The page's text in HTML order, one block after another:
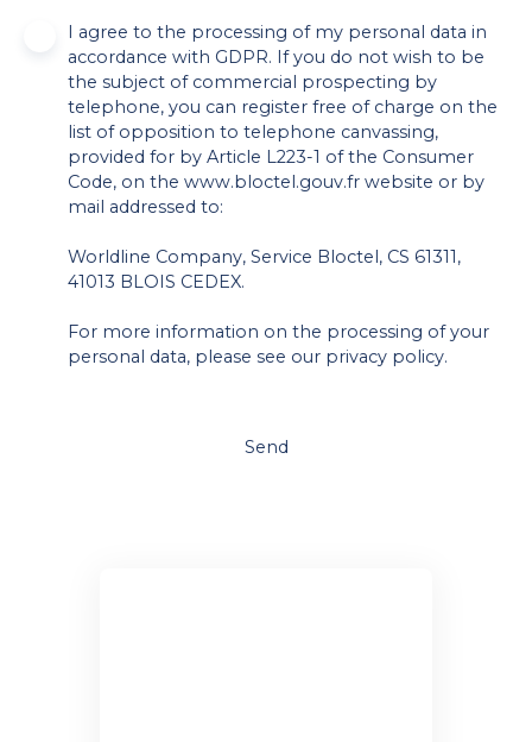
I agree to the processing of my personal data in
accordance with GDPR. If you do not wish to be
the subject of commercial prospecting by
telephone, you can register free of charge on the
list of opposition to telephone canvassing,
provided for by Article L223-1 of the Consumer
Code, on the www.bloctel.gouv.fr website or by
mail addressed to:
Worldline Company, Service Bloctel, CS 61311,
41013 BLOIS CEDEX.
For more information on the processing of your
personal data, please see our privacy policy.
Send